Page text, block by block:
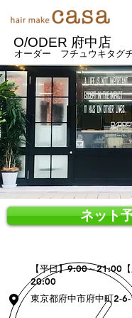
O/ODER 府中店
オーダー フチュウキタグ
ネット
【平日】9:00～21:00
20:00
東京都府中市府中町2-